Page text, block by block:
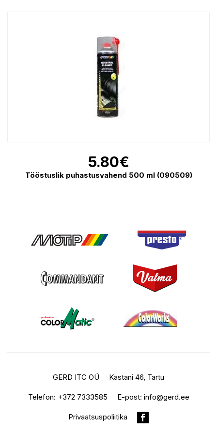
5.80€
Tööstuslik puhastusvahend 500 ml (090509)
GERD ITC OÜ Kastani 46, Tartu
Telefon: +372 7333585 E-post: info@gerd.ee
Privaatsuspoliitika